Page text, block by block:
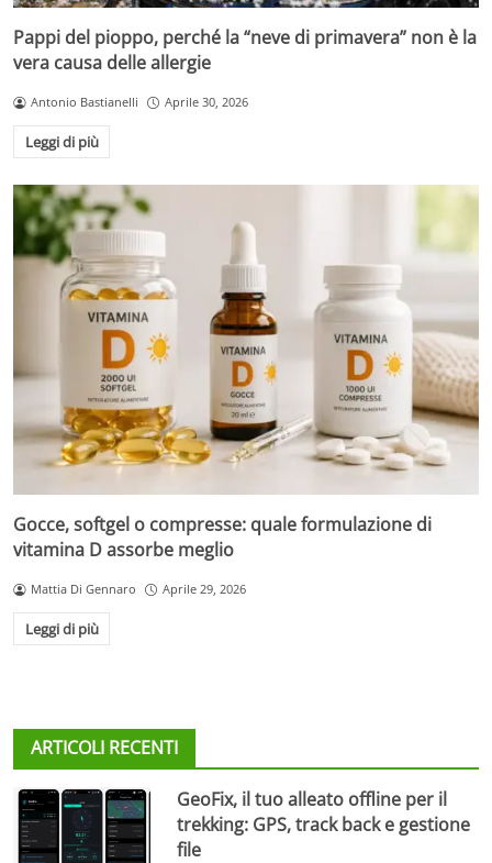
Pappi del pioppo, perché la “neve di primavera” non è la
vera causa delle allergie
Antonio Bastianelli Aprile 30, 2026
Leggi di più
Gocce, softgel o compresse: quale formulazione di
vitamina D assorbe meglio
Mattia Di Gennaro Aprile 29, 2026
Leggi di più
ARTICOLI RECENTI
GeoFix, il tuo alleato offline per il
trekking: GPS, track back e gestione
file